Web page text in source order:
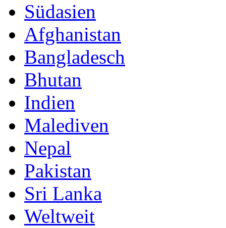
Südasien
Afghanistan
Bangladesch
Bhutan
Indien
Malediven
Nepal
Pakistan
Sri Lanka
Weltweit